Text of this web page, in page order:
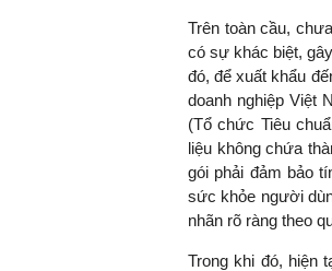
Trên toàn cầu,
có sự khác biệt,
đó, để xuất khẩu
doanh nghiệp Việt
(Tổ chức Tiêu
liệu không chứa
gói phải đảm bảo
sức khỏe người
nhãn rõ ràng theo
Trong khi đó, hiện